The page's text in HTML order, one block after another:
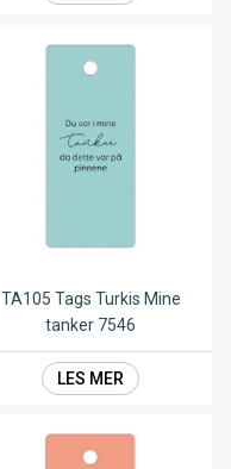
TA105 Tags Turkis Mine
tanker 7546
LES MER